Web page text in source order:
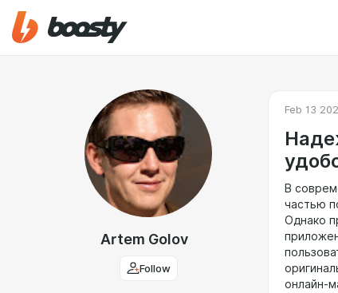
Artem Golov
Follow
Feb 13
В
частью
Однако
онлайн-